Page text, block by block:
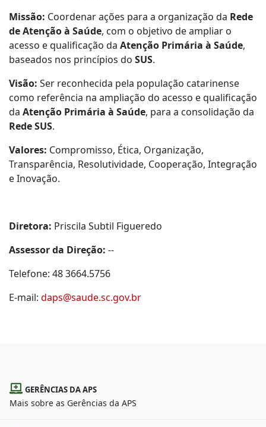
Missão: Coordenar ações para a organização da Rede
de Atenção à Saúde, com o objetivo de ampliar o
acesso e qualificação da Atenção Primária à Saúde,
baseados nos princípios do SUS.
Visão: Ser reconhecida pela população catarinense
como referência na ampliação do acesso e qualificação
da Atenção Primária à Saúde, para a consolidação da
Rede SUS.
Valores: Compromisso, Ética, Organização,
Transparência, Resolutividade, Cooperação, Integração
e Inovação.
Diretora: Priscila Subtil Figueredo
Assessor da Direção: --
Telefone: 48 3664.5756
E-mail: daps@saude.sc.gov.br
GERÊNCIAS DA APS
Mais sobre as Gerências da APS